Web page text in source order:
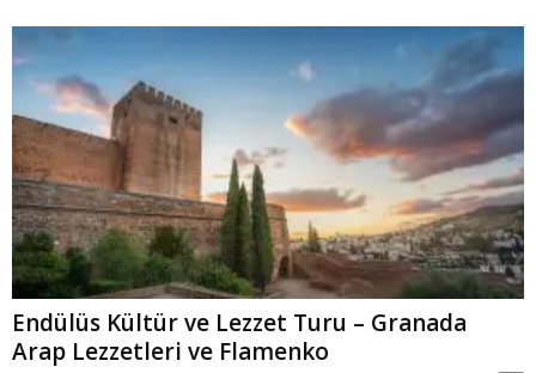
Endülüs Kültür ve Lezzet Turu – Granada
Arap Lezzetleri ve Flamenko